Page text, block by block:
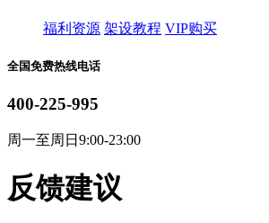
福利资源 架设教程 VIP购买
全国免费热线电话
400-225-995
周一至周日9:00-23:00
反馈建议